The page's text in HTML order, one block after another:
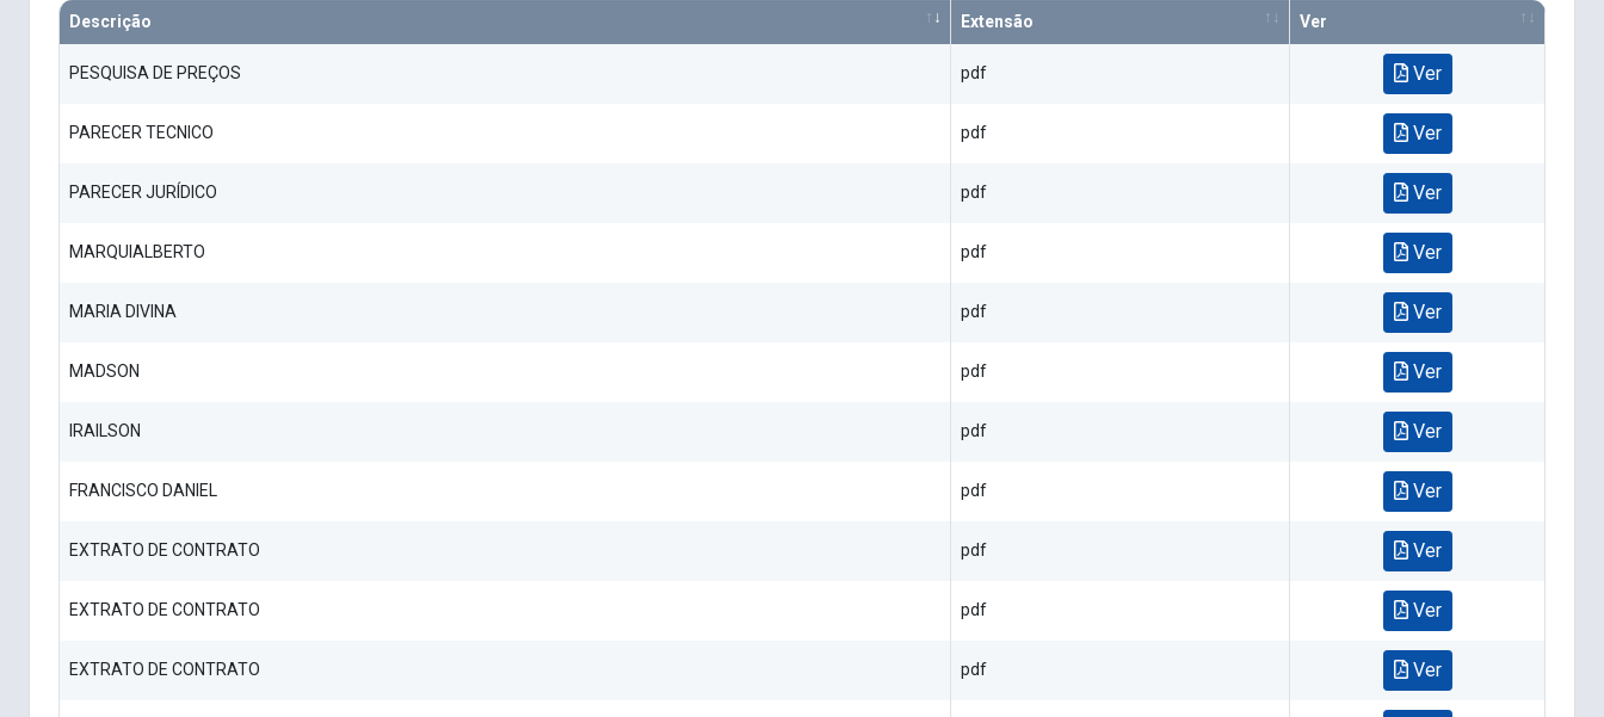
Descrição Extensão Ver
PESQUISA DE PREÇOS pdf Ver
PARECER TECNICO pdf Ver
PARECER JURÍDICO pdf Ver
MARQUIALBERTO pdf Ver
MARIA DIVINA pdf Ver
MADSON pdf Ver
IRAILSON pdf Ver
FRANCISCO DANIEL pdf Ver
EXTRATO DE CONTRATO pdf Ver
EXTRATO DE CONTRATO pdf Ver
EXTRATO DE CONTRATO pdf Ver